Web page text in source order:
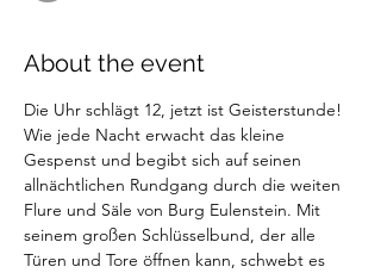
About the event
Die Uhr schlägt 12, jetzt ist Geisterstunde!
Wie jede Nacht erwacht das kleine
Gespenst und begibt sich auf seinen
allnächtlichen Rundgang durch die weiten
Flure und Säle von Burg Eulenstein. Mit
seinem großen Schlüsselbund, der alle
Türen und Tore öffnen kann, schwebt es